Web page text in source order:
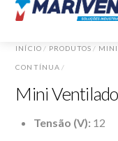
INÍCIO/ PRODUTOS / MINI
CONTÍNUA/
Mini
Tensão (V): 12